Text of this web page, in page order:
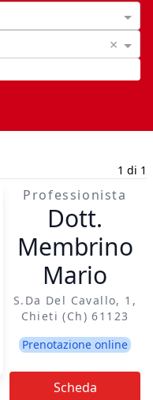
×
1 di 1
Professionista
Dott.
Membrino
Mario
S.da Del Cavallo, 1,
Chieti (ch) 61123
Prenotazione online
Scheda